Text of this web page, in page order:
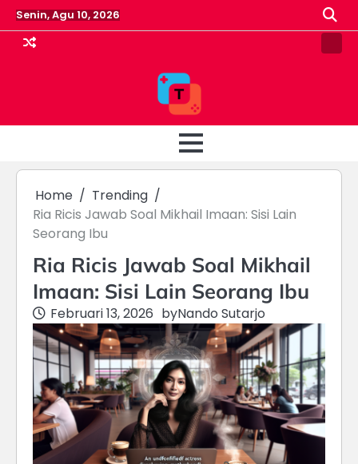
Skip
to
content
Senin, Agu 10, 2026
Pin
Home
Trending
Ria Ricis Jawab Soal Mikhail Imaan: Sisi Lain
Seorang Ibu
Ria Ricis Jawab Soal Mikhail
Imaan: Sisi Lain Seorang Ibu
Februari 13, 2026 byNando Sutarjo